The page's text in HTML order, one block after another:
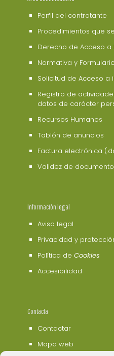
Perfil del contratante
Procedimientos que
Derecho de Acceso
Normativa y
Solicitud de Acceso a
Registro de
datos de carácter
Recursos Humanos
Tablón de anuncios
Factura electrónica
Validez de
Información legal
Aviso legal
Privacidad y
Política de Cookies
Accesibilidad
Contacta
Contactar
Mapa web